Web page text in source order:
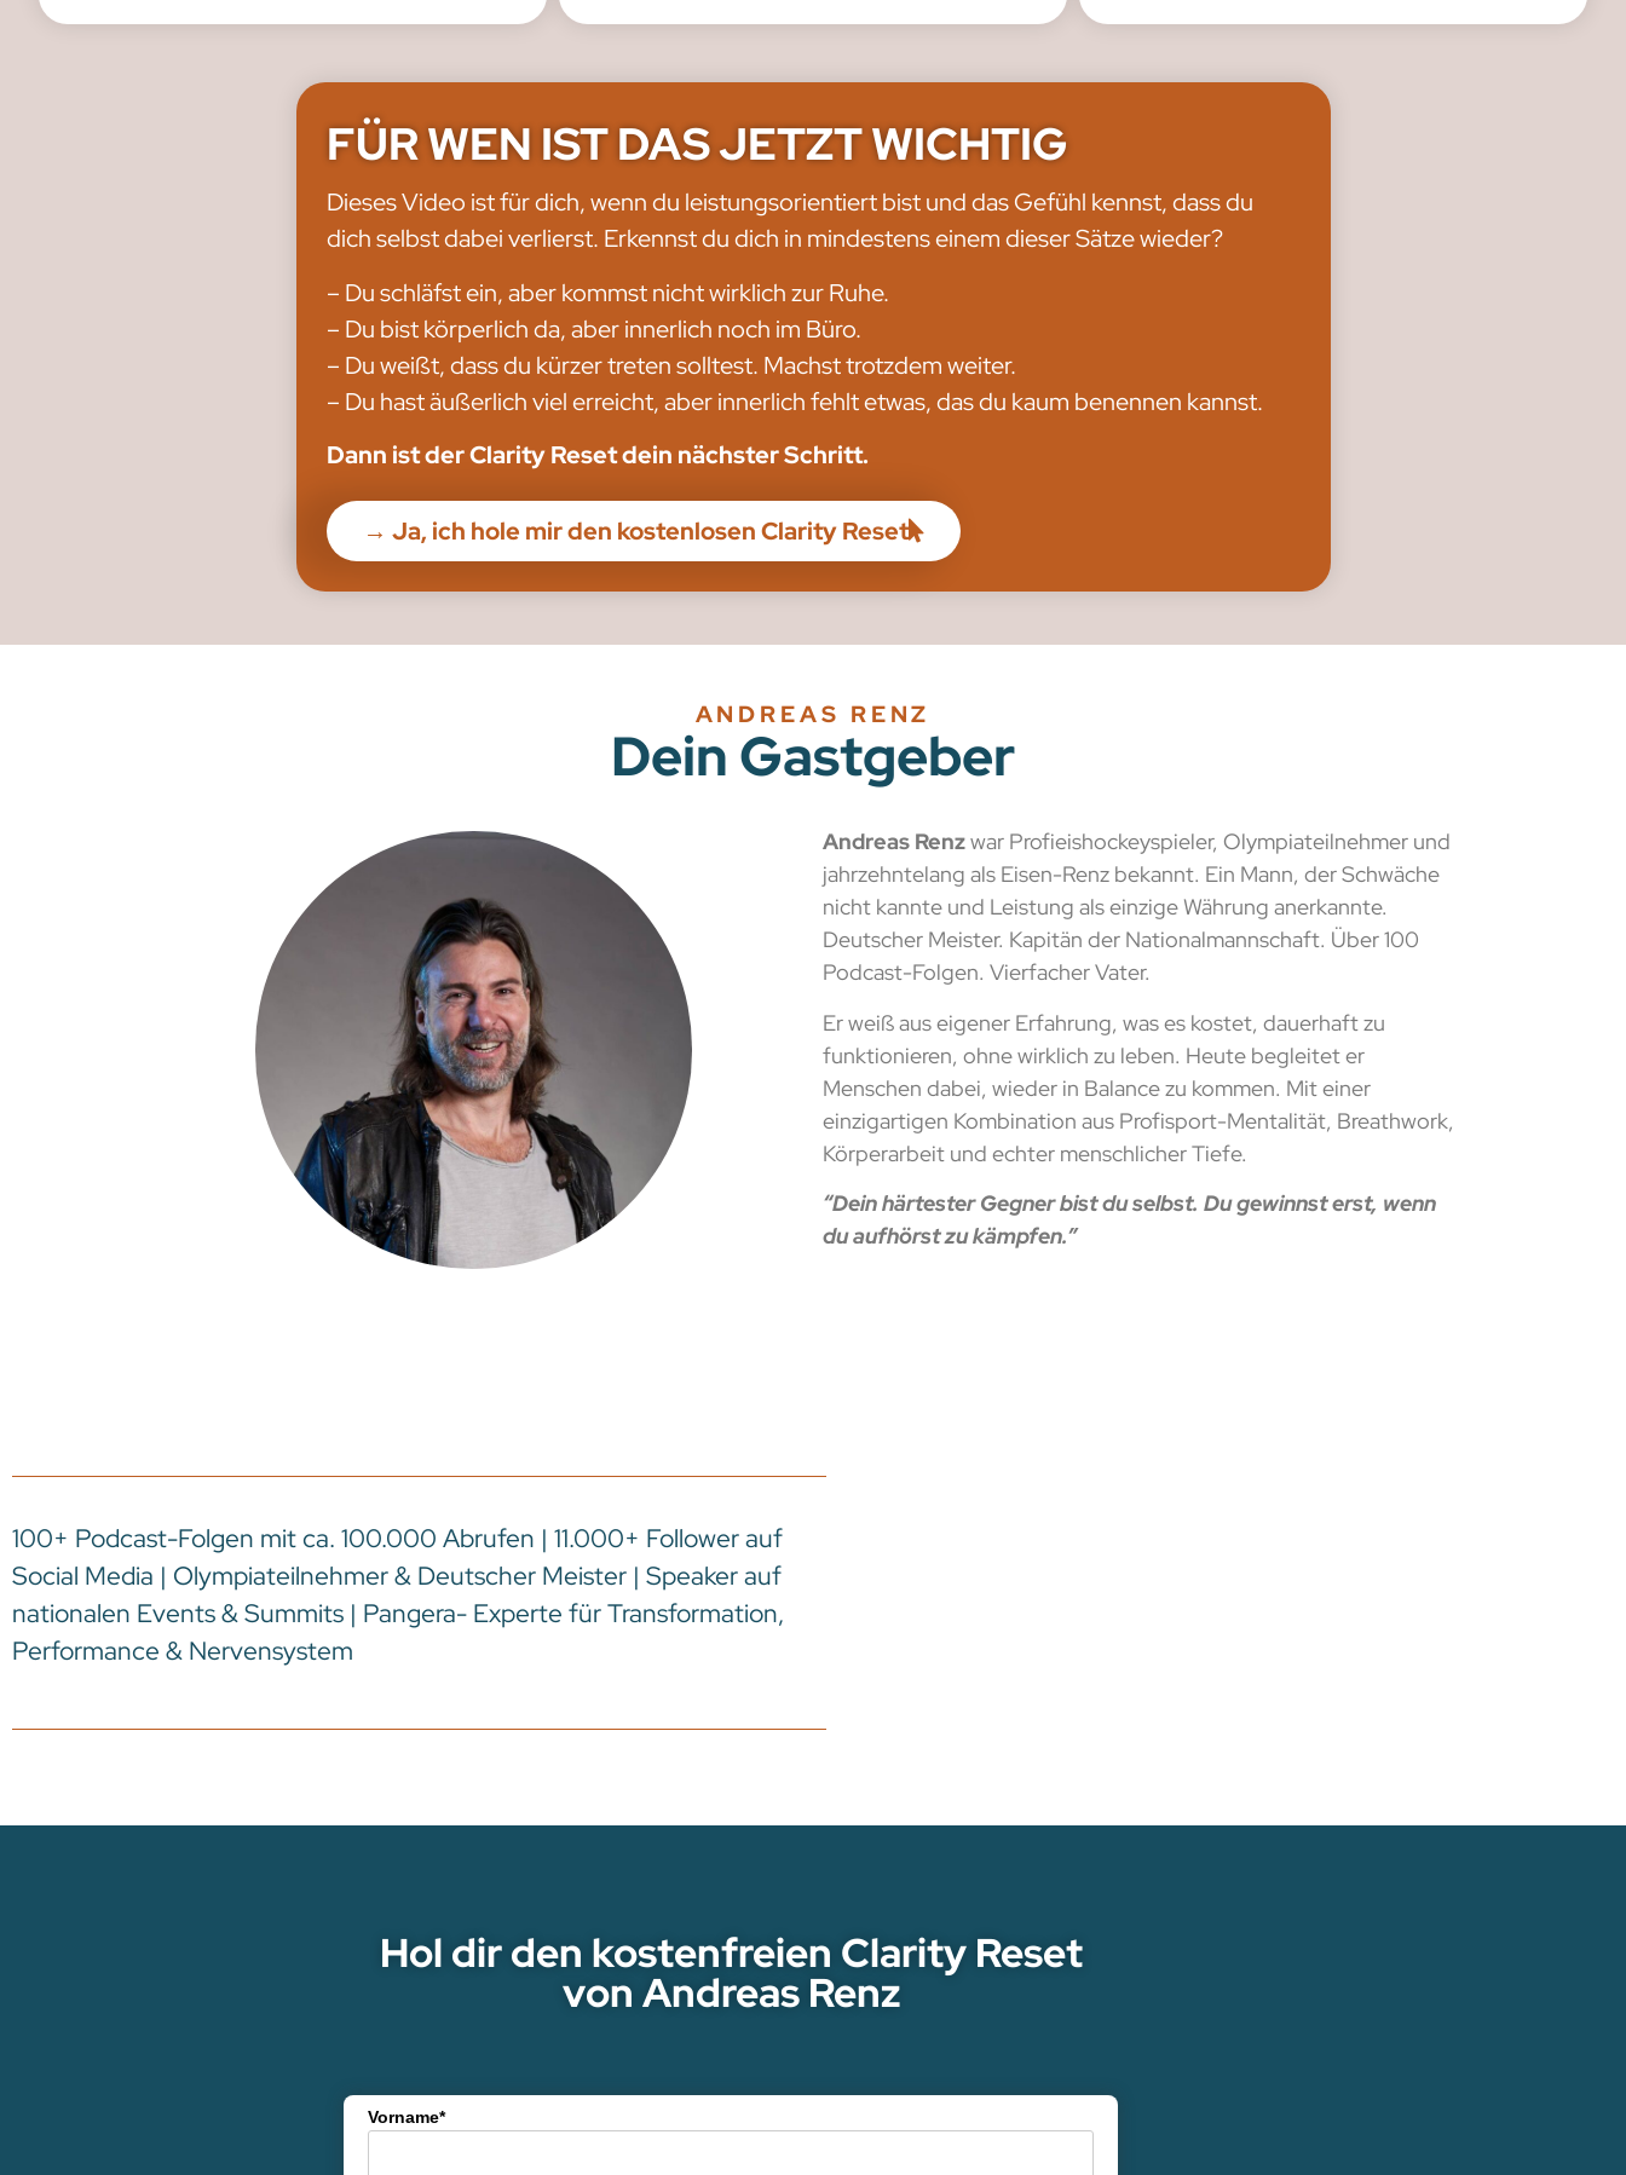
FÜR WEN IST DAS JETZT WICHTIG
Dieses Video ist für dich, wenn du leistungsorientiert bist und das Gefühl kennst, dass du
dich selbst dabei verlierst. Erkennst du dich in mindestens einem dieser Sätze wieder?
– Du schläfst ein, aber kommst nicht wirklich zur Ruhe.
– Du bist körperlich da, aber innerlich noch im Büro.
– Du weißt, dass du kürzer treten solltest. Machst trotzdem weiter.
– Du hast äußerlich viel erreicht, aber innerlich fehlt etwas, das du kaum benennen kannst.
Dann ist der Clarity Reset dein nächster Schritt.
→ Ja, ich hole mir den kostenlosen Clarity Reset
ANDREAS RENZ
Dein Gastgeber
Andreas Renzwar Profieishockeyspieler, Olympiateilnehmer und
jahrzehntelang als Eisen-Renz bekannt. Ein Mann, der Schwäche
nicht kannte und Leistung als einzige Währung anerkannte.
Deutscher Meister. Kapitän der Nationalmannschaft. Über 100
Podcast-Folgen. Vierfacher Vater.
Er weiß aus eigener Erfahrung, was es kostet, dauerhaft zu
funktionieren, ohne wirklich zu leben. Heute begleitet er
Menschen dabei, wieder in Balance zu kommen. Mit einer
einzigartigen Kombination aus Profisport-Mentalität, Breathwork,
Körperarbeit und echter menschlicher Tiefe.
“Dein härtester Gegner bist du selbst. Du gewinnst erst, wenn
du aufhörst zu kämpfen.”
100+ Podcast-Folgen mit ca. 100.000 Abrufen | 11.000+ Follower auf
Social Media | Olympiateilnehmer & Deutscher Meister | Speaker auf
nationalen Events & Summits | Pangera- Experte für Transformation,
Performance & Nervensystem
Hol dir den kostenfreien Clarity Reset
von Andreas Renz
Vorname*